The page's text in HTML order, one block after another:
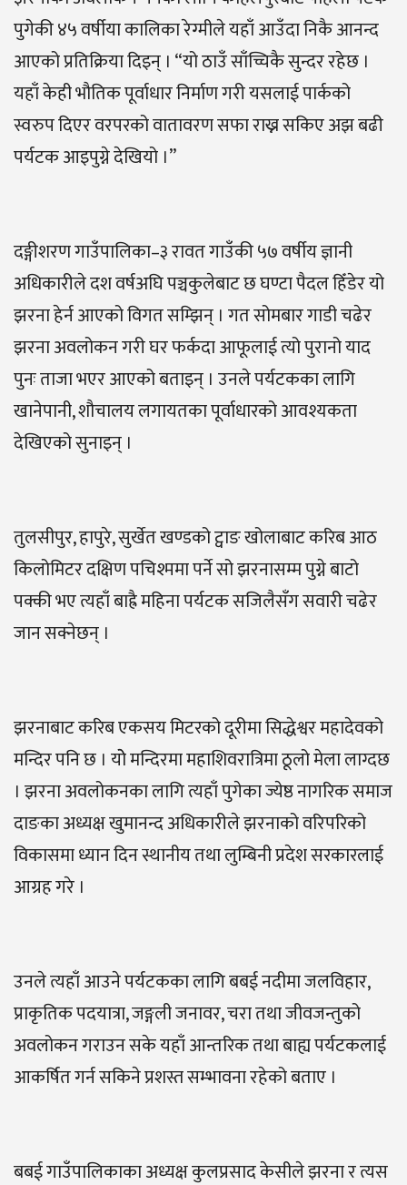
पुगेकी ४५ वर्षीया कालिका रेग्मीले यहाँ आउँदा निकै आनन्द
आएको प्रतिक्रिया दिइन् । “यो ठाउँ साँच्चिकै सुन्दर रहेछ ।
यहाँ केही भौतिक पूर्वाधार निर्माण गरी यसलाई पार्कको
स्वरुप दिएर वरपरको वातावरण सफा राख्न सकिए अझ बढी
पर्यटक आइपुग्ने देखियो ।”
दङ्गीशरण गाउँपालिका–३ रावत गाउँकी ५७ वर्षीय ज्ञानी
अधिकारीले दश वर्षअघि पञ्चकुलेबाट छ घण्टा पैदल हिँडेर यो
झरना हेर्न आएको विगत सम्झिन् । गत सोमबार गाडी चढेर
झरना अवलोकन गरी घर फर्कदा आफूलाई त्यो पुरानो याद
पुनः ताजा भएर आएको बताइन् । उनले पर्यटकका लागि
खानेपानी, शौचालय लगायतका पूर्वाधारको आवश्यकता
देखिएको सुनाइन् ।
तुलसीपुर, हापुरे, सुर्खेत खण्डको ट्वाङ खोलाबाट करिब आठ
किलोमिटर दक्षिण पचिश्ममा पर्ने सो झरनासम्म पुग्ने बाटो
पक्की भए त्यहाँ बाह्रै महिना पर्यटक सजिलैसँग सवारी चढेर
जान सक्नेछन् ।
झरनाबाट करिब एकसय मिटरको दूरीमा सिद्धेश्वर महादेवको
मन्दिर पनि छ । योे मन्दिरमा महाशिवरात्रिमा ठूलो मेला लाग्दछ
। झरना अवलोकनका लागि त्यहाँ पुगेका ज्येष्ठ नागरिक समाज
दाङका अध्यक्ष खुमानन्द अधिकारीले झरनाको वरिपरिको
विकासमा ध्यान दिन स्थानीय तथा लुम्बिनी प्रदेश सरकारलाई
आग्रह गरे ।
उनले त्यहाँ आउने पर्यटकका लागि बबई नदीमा जलविहार,
प्राकृतिक पदयात्रा, जङ्गली जनावर, चरा तथा जीवजन्तुको
अवलोकन गराउन सके यहाँ आन्तरिक तथा बाह्य पर्यटकलाई
आकर्षित गर्न सकिने प्रशस्त सम्भावना रहेको बताए ।
बबई गाउँपालिकाका अध्यक्ष कुलप्रसाद केसीले झरना र त्यस